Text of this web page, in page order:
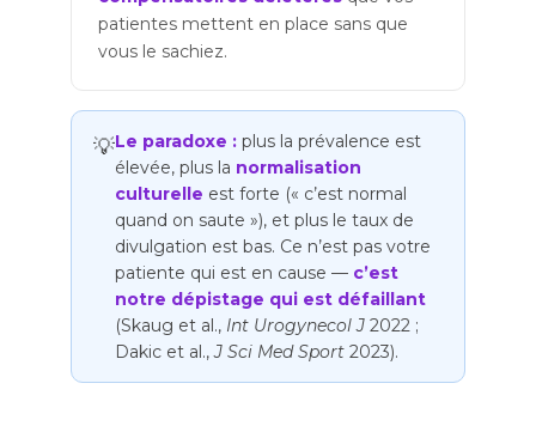
patientes mettent en place sans que
vous le sachiez.
💡Le paradoxe : plus la prévalence est
élevée, plus la normalisation
culturelle est forte (« c’est normal
quand on saute »), et plus le taux de
divulgation est bas. Ce n’est pas votre
patiente qui est en cause — c’est
notre dépistage qui est défaillant
(Skaug et al., Int Urogynecol J 2022 ;
Dakic et al.,J Sci Med Sport 2023).